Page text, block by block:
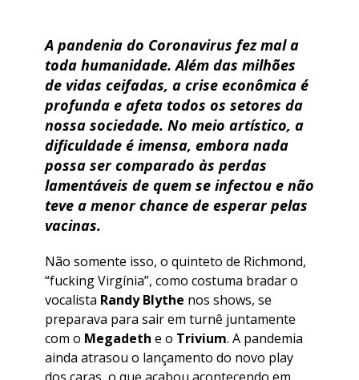
A pandenia do Coronavirus fez mal a
toda humanidade. Além das milhões
de vidas ceifadas, a crise econômica é
profunda e afeta todos os setores da
nossa sociedade. No meio artístico, a
dificuldade é imensa, embora nada
possa ser comparado às perdas
lamentáveis de quem se infectou e não
teve a menor chance de esperar pelas
vacinas.
Não somente isso, o quinteto de Richmond,
“fucking Virgínia”, como costuma bradar o
vocalista Randy Blythe nos shows, se
preparava para sair em turnê juntamente
com o Megadeth e o Trivium. A pandemia
ainda atrasou o lançamento do novo play